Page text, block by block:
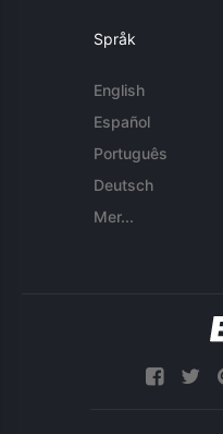
Språk
English
Español
Português
Deutsch
Mer...